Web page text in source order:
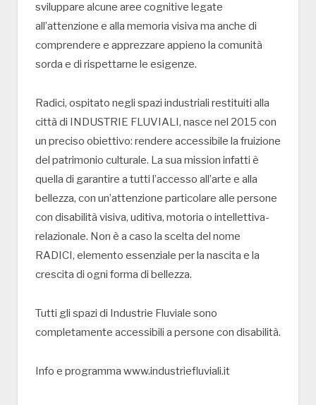
sviluppare alcune aree cognitive legate
all’attenzione e alla memoria visiva ma anche di
comprendere e apprezzare appieno la comunità
sorda e di rispettarne le esigenze.
Radici, ospitato negli spazi industriali restituiti alla
città di INDUSTRIE FLUVIALI, nasce nel 2015 con
un preciso obiettivo: rendere accessibile la fruizione
del patrimonio culturale. La sua mission infatti è
quella di garantire a tutti l’accesso all’arte e alla
bellezza, con un’attenzione particolare alle persone
con disabilità visiva, uditiva, motoria o intellettiva-
relazionale. Non è a caso la scelta del nome
RADICI, elemento essenziale per la nascita e la
crescita di ogni forma di bellezza.
Tutti gli spazi di Industrie Fluviale sono
completamente accessibili a persone con disabilità.
Info e programma www.industriefluviali.it